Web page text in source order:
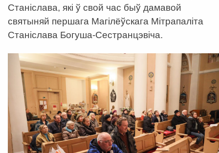
Станіслава, які ў свой час быў дамавой
святыняй першага Магілёўскага Мітрапаліта
Станіслава Богуша-Сестранцэвіча.